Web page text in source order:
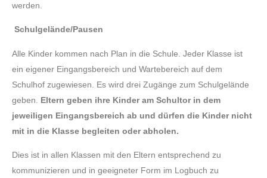
werden.
Schulgelände/Pausen
Alle Kinder kommen nach Plan in die Schule. Jeder Klasse ist
ein eigener Eingangsbereich und Wartebereich auf dem
Schulhof zugewiesen. Es wird drei Zugänge zum Schulgelände
geben. Eltern geben ihre Kinder am Schultor in dem
jeweiligen Eingangsbereich ab und dürfen die Kinder nicht
mit in die Klasse begleiten oder abholen.
Dies ist in allen Klassen mit den Eltern entsprechend zu
kommunizieren und in geeigneter Form im Logbuch zu